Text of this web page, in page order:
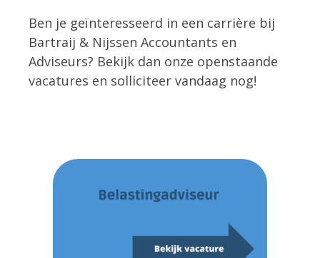
Ben je geïnteresseerd in een carrière bij
Bartraij & Nijssen Accountants en
Adviseurs? Bekijk dan onze openstaande
vacatures en solliciteer vandaag nog!